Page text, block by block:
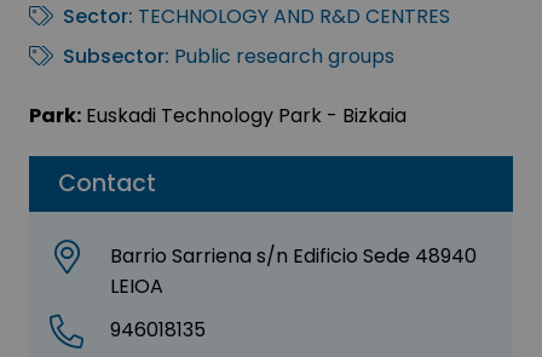
Contact
Barrio Sarriena s/n Edificio Sede 48940
LEIOA
946018135
Sector: TECHNOLOGY AND R&D CENTRES
Subsector: Public research groups
Park: Euskadi Technology Park - Bizkaia